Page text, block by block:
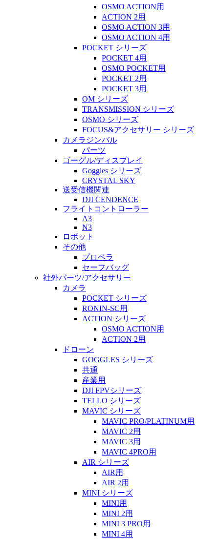
OSMO ACTION用
ACTION 2用
OSMO ACTION 3用
OSMO ACTION 4用
POCKET シリーズ
POCKET 4用
OSMO POCKET用
POCKET 2用
POCKET 3用
OM シリーズ
TRANSMISSION シリーズ
OSMO シリーズ
FOCUS&アクセサリー シリーズ
カメラジンバル
パーツ
ゴーグル/ディスプレイ
Goggles シリーズ
CRYSTAL SKY
送受信機関連
DJI CENDENCE
フライトコントローラー
A3
N3
ロボット
その他
プロペラ
セーフバッグ
社外パーツ/アクセサリー
カメラ
POCKET シリーズ
RONIN-SC用
ACTION シリーズ
OSMO ACTION用
ACTION 2用
ドローン
GOGGLES シリーズ
共通
産業用
DJI FPVシリーズ
TELLO シリーズ
MAVIC シリーズ
MAVIC PRO/PLATINUM用
MAVIC 2用
MAVIC 3用
MAVIC 4PRO用
AIR シリーズ
AIR用
AIR 2用
MINI シリーズ
MINI用
MINI 2用
MINI 3 PRO用
MINI 4用